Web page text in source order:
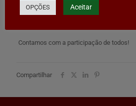
link:https://meet.google.com/apd-vnmr-gyr
⠀
Contamos com a participação de todos!
Compartilhar
OPÇÕES Aceitar